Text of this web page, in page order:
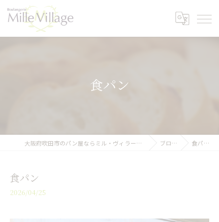
食パン
大阪府吹田市のパン屋ならミル・ヴィラージュ ブログ 食パン
食パン
2026/04/25